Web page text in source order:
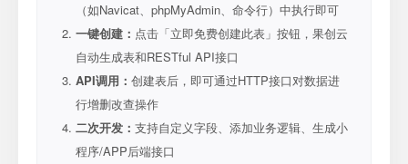
（如Navicat、phpMyAdmin、命令行）中执行即可
一键创建： 点击「立即免费创建此表」按钮，果创云
自动生成表和RESTful API接口
API调用： 创建表后，即可通过HTTP接口对数据进
行增删改查操作
二次开发： 支持自定义字段、添加业务逻辑、生成小
程序/APP后端接口